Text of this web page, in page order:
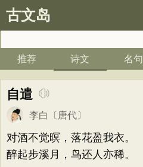
古文岛
推荐 诗文 名句
自遣
李白 〔唐代〕
对酒不觉暝，落花盈我衣。
醉起步溪月，鸟还人亦稀。